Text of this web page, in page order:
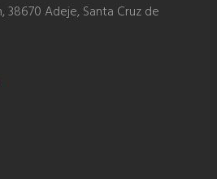
38670 Adeje, Santa Cruz de